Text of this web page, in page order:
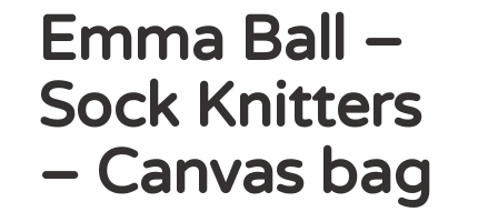
Emma Ball –
Sock Knitters
– Canvas bag